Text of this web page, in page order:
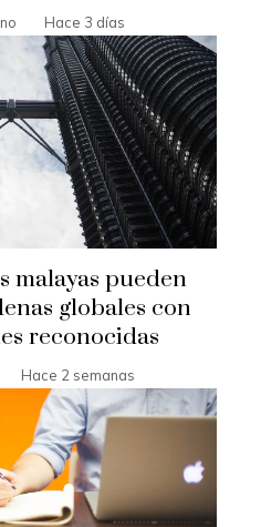
Hace 3 días
malayas pueden
globales con
reconocidas
Hace 2 semanas